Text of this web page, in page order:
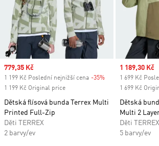
Sale price
779,35 Kč
1 199 Kč Poslední nejnižší cena -35% Discount
1 199 Kč Original price
Dětská flísová bunda Terrex Multi
Printed Full-Zip
Děti TERREX
2 barvy/ev
Sale price
1 189,30 Kč
1 699 Kč
1 699 Kč
Dětská
Multi 2
Děti TERREX
5 barvy/ev